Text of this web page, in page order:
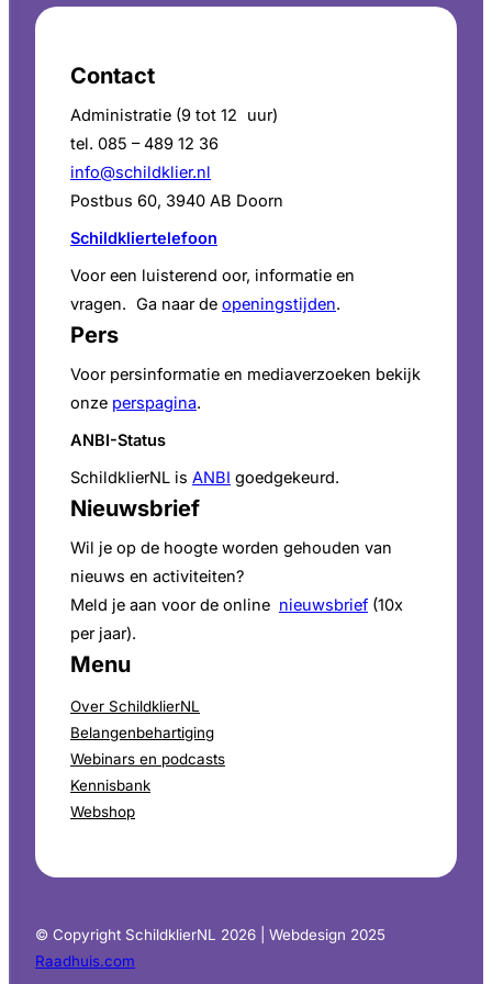
Contact
Administratie (9 tot 12 uur)
tel. 085 – 489 12 36
info@schildklier.nl
Postbus 60, 3940 AB Doorn
Schildkliertelefoon
Voor een luisterend oor, informatie en
vragen. Ga naar de openingstijden.
Pers
Voor persinformatie en mediaverzoeken bekijk
onze perspagina.
ANBI-Status
SchildklierNL is ANBI goedgekeurd.
Nieuwsbrief
Wil je op de hoogte worden gehouden van
nieuws en activiteiten?
Meld je aan voor de online nieuwsbrief (10x
per jaar).
Menu
Over SchildklierNL
Belangenbehartiging
Webinars en podcasts
Kennisbank
Webshop
© Copyright SchildklierNL 2026 | Webdesign 2025
Raadhuis.com